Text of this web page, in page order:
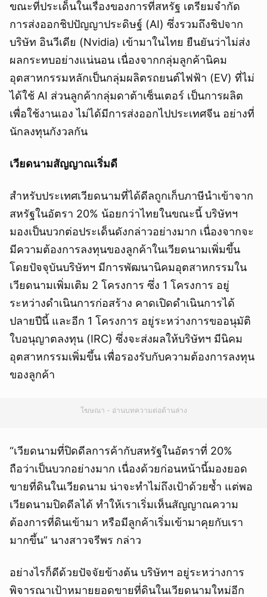
ขณะที่ประเด็นในเรื่องของการที่สหรัฐ เตรียมจำกัด
การส่งออกชิปปัญญาประดิษฐ์ (AI) ซึ่งรวมถึงชิปจาก
บริษัท อินวีเดีย (Nvidia) เข้ามาในไทย ยืนยันว่าไม่ส่ง
ผลกระทบอย่างแน่นอน เนื่องจากกลุ่มลูกค้านิคม
อุตสาหกรรมหลักเป็นกลุ่มผลิตรถยนต์ไฟฟ้า (EV) ที่ไม่
ได้ใช้ AI ส่วนลูกค้ากลุ่มดาต้าเซ็นเตอร์ เป็นการผลิต
เพื่อใช้งานเอง ไม่ได้มีการส่งออกไปประเทศจีน อย่างที่
นักลงทุนกังวลกัน
เวียดนามสัญญาณเริ่มดี
สำหรับประเทศเวียดนามที่ได้ดีลถูกเก็บภาษีนำเข้าจาก
สหรัฐในอัตรา 20% น้อยกว่าไทยในขณะนี้ บริษัทฯ
มองเป็นบวกต่อประเด็นดังกล่าวอย่างมาก เนื่องจากจะ
มีความต้องการลงทุนของลูกค้าในเวียดนามเพิ่มขึ้น
โดยปัจจุบันบริษัทฯ มีการพัฒนานิคมอุตสาหกรรมใน
เวียดนามเพิ่มเติม 2 โครงการ ซึ่ง 1 โครงการ อยู่
ระหว่างดำเนินการก่อสร้าง คาดเปิดดำเนินการได้
ปลายปีนี้ และอีก 1 โครงการ อยู่ระหว่างการขออนุมัติ
ใบอนุญาตลงทุน (IRC) ซึ่งจะส่งผลให้บริษัทฯ มีนิคม
อุตสาหกรรมเพิ่มขึ้น เพื่อรองรับกับความต้องการลงทุน
ของลูกค้า
โฆษณา - อ่านบทความต่อด้านล่าง
“เวียดนามที่ปิดดีลการค้ากับสหรัฐในอัตราที่ 20%
ถือว่าเป็นบวกอย่างมาก เนื่องด้วยก่อนหน้านี้มองยอด
ขายที่ดินในเวียดนาม น่าจะทำไม่ถึงเป้าด้วยซ้ำ แต่พอ
เวียดนามปิดดีลได้ ทำให้เราเริ่มเห็นสัญญาณความ
ต้องการที่ดินเข้ามา หรือมีลูกค้าเริ่มเข้ามาคุยกับเรา
มากขึ้น” นางสาวจรีพร กล่าว
อย่างไรก็ดีด้วยปัจจัยข้างต้น บริษัทฯ อยู่ระหว่างการ
พิจารณาเป้าหมายยอดขายที่ดินในเวียดนามใหม่อีก